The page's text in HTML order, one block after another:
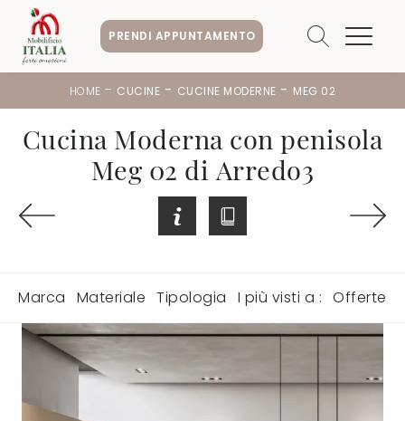
PRENDI APPUNTAMENTO
HOME - CUCINE - CUCINE MODERNE - MEG 02
Cucina Moderna con penisola
Meg 02 di Arredo3
Marca Materiale Tipologia I più visti a : Offerte